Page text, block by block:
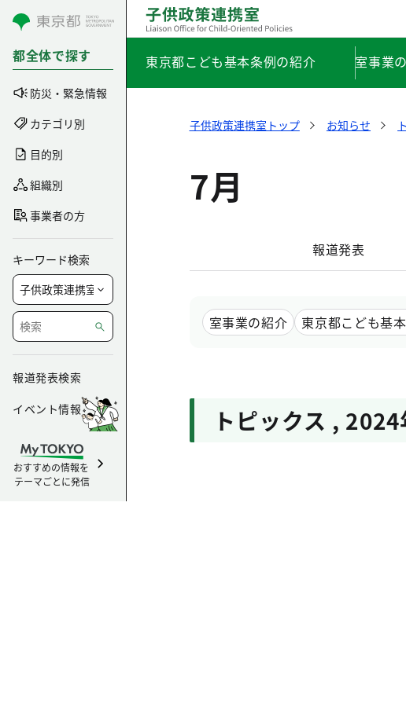
コンテンツにスキップ
都全体で探す
防災・緊急情報
カテゴリ別
目的別
組織別
事業者の方
キーワード検索
報道発表検索
イベント情報
おすすめの情報を
テーマごとに発信
東京都こども基本条例の紹介 室事業
子供政策連携室トップ お知らせ
7月
報道発表
室事業の紹介 東京都こども基
トピックス , 2024